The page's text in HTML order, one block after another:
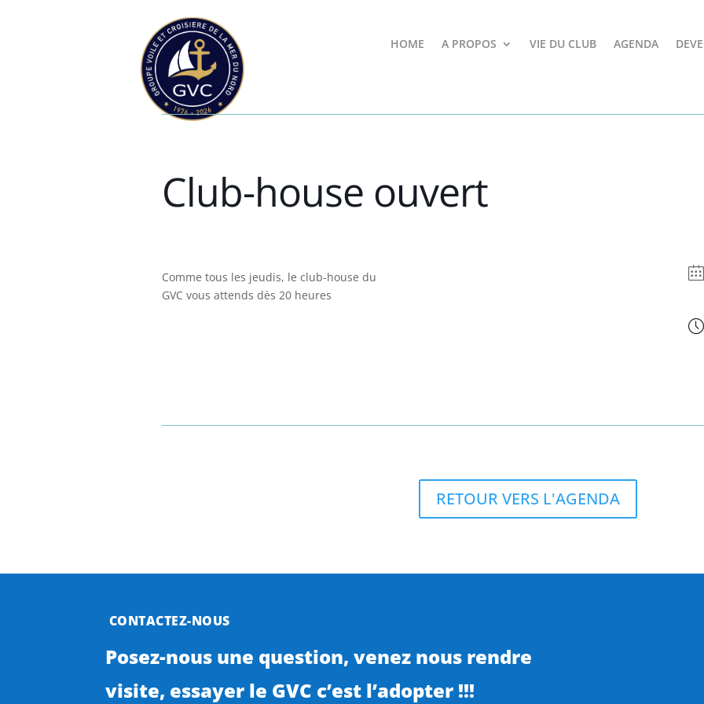
HOME A PROPOS VIE DU CLUB AGENDA
Club-house ouvert
Comme tous les jeudis, le club-house du
GVC vous attends dès 20 heures
RETOUR VERS L'AGENDA
CONTACTEZ-NOUS
Posez-nous une question, venez nous rendre
visite, essayer le GVC c’est l’adopter !!!